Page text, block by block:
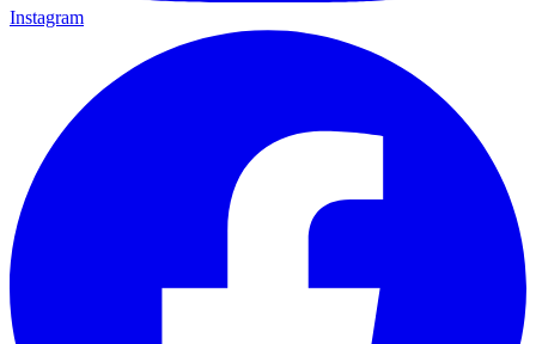
Instagram